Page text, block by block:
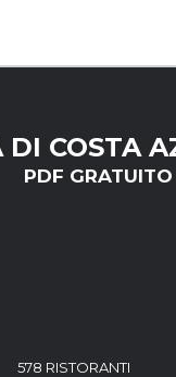
DI COSTA
PDF GRATUITO
578 RISTORANTI